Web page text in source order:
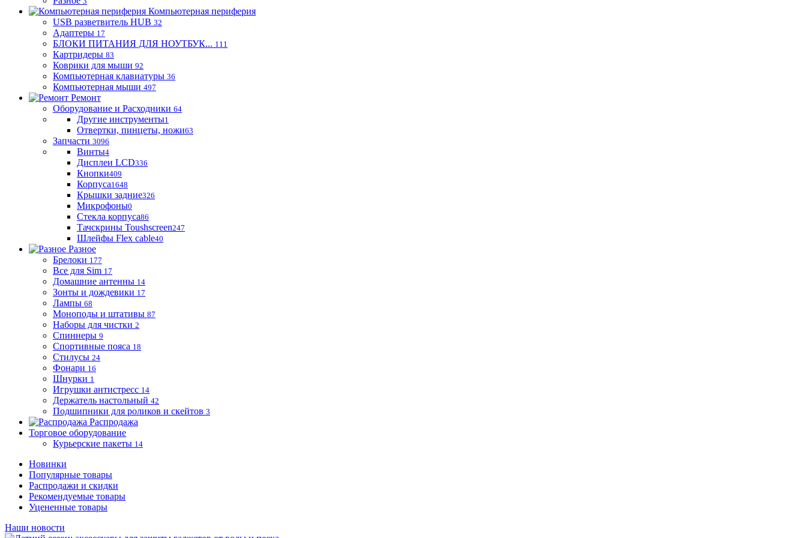
Компьютерная периферия
USB разветвитель HUB 32
Адаптеры 17
БЛОКИ ПИТАНИЯ ДЛЯ НОУТБУК... 111
Картридеры 83
Коврики для мыши 92
Компьютерная клавиатуры 36
Компьютерная мыши 497
Ремонт
Оборудование и Расходники 64
Другие инструменты1
Отвертки, пинцеты, ножи63
Запчасти 3096
Винты4
Дисплеи LCD336
Кнопки409
Корпуса1648
Крышки задние326
Микрофоны0
Стекла корпуса86
Тачскрины Toushscreen247
Шлейфы Flex cable40
Разное
Брелоки 177
Все для Sim 17
Домашние антенны 14
Зонты и дождевики 17
Лампы 68
Моноподы и штативы 87
Наборы для чистки 2
Спиннеры 9
Спортивные пояса 18
Стилусы 24
Фонари 16
Шнурки 1
Игрушки антистресс 14
Держатель настольный 42
Подшипники для роликов и скейтов 3
Распродажа
Торговое оборудование
Курьерские пакеты 14
Новинки
Популярные товары
Распродажи и скидки
Рекомендуемые товары
Уцененные товары
Наши новости